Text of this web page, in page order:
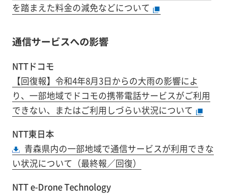
を踏まえた料金の減免などについて
通信サービスへの影響
NTTドコモ
【回復報】令和4年8月3日からの大雨の影響によ
り、一部地域でドコモの携帯電話サービスがご利用
できない、またはご利用しづらい状況について
NTT東日本
青森県内の一部地域で通信サービスが利用できな
い状況について（最終報／回復）
NTT e-Drone Technology